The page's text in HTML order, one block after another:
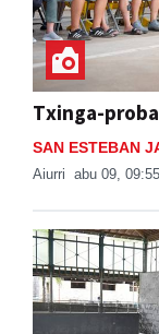
Txinga-
SAN ESTEBAN
Aiurri abu 09, 09:55